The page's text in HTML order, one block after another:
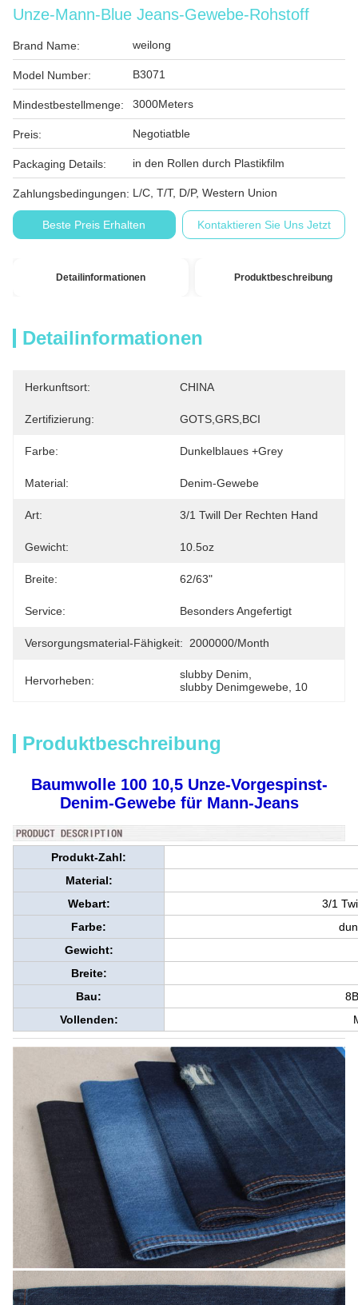
Unze-Mann-Blue Jeans-Gewebe-Rohstoff
Brand Name: weilong
Model Number: B3071
Mindestbestellmenge: 3000Meters
Preis: Negotiatble
Packaging Details: in den Rollen durch Plastikfilm
Zahlungsbedingungen: L/C, T/T, D/P, Western Union
Beste Preis Erhalten Kontaktieren Sie Uns Jetzt
Detailinformationen Produktbeschreibung
Detailinformationen
Herkunftsort: CHINA
Zertifizierung: GOTS,GRS,BCI
Farbe: Dunkelblaues +grey
Material: Denim-Gewebe
Art: 3/1 Twill Der Rechten Hand
Gewicht: 10.5oz
Breite: 62/63"
Service: Besonders Angefertigt
Versorgungsmaterial-Fähigkeit: 2000000/month
Hervorheben: slubby Denim
slubby Denimgewebe 10
Produktbeschreibung
Baumwolle 100 10,5 Unze-Vorgespinst-
Denim-Gewebe für Mann-Jeans
Produkt-Zahl:
Material:
Webart:
3/1
Farbe:
Gewicht:
Breite:
Bau:
Vollenden: